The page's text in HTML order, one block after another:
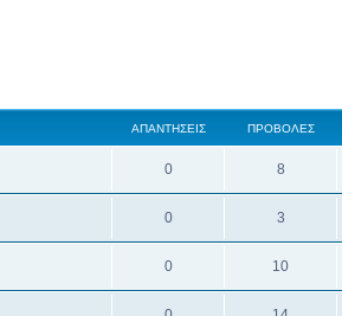
ΑΠΑΝΤΉΣΕΙΣ ΠΡΟΒΟΛΈΣ
0Α
π
ν
τ
8Π
ρ
β
ο
0Α
π
ν
3Π
ρ
β
0Α
π
10Π
ρ